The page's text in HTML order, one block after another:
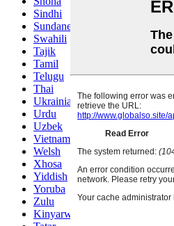
Sindhi
Sundanese
Swahili
Tajik
Tamil
Telugu
Thai
Ukrainian
Urdu
Uzbek
Vietnamese
Welsh
Xhosa
Yiddish
Yoruba
Zulu
Kinyarwanda